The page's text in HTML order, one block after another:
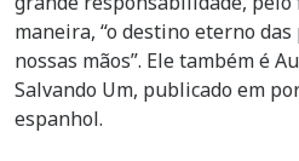
maneira, “o destino eterno
nossas mãos”. Ele também é
Salvando Um, publicado em
espanhol.